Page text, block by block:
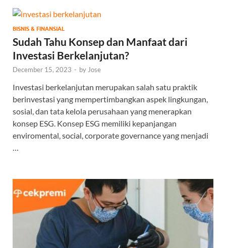
BISNIS & FINANSIAL
Sudah Tahu Konsep dan Manfaat dari
Investasi Berkelanjutan?
December 15, 2023 - by Jose
Investasi berkelanjutan merupakan salah satu praktik
berinvestasi yang mempertimbangkan aspek lingkungan,
sosial, dan tata kelola perusahaan yang menerapkan
konsep ESG. Konsep ESG memiliki kepanjangan
enviromental, social, corporate governance yang menjadi